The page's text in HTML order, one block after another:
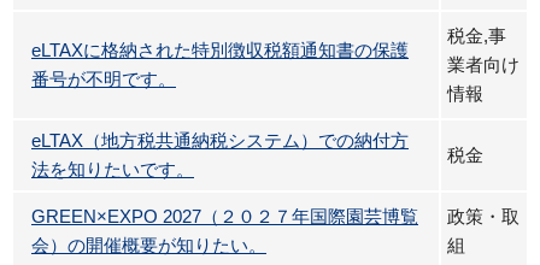
eLTAXに格納された特別徴収税額通知書の保護
番号が不明です。
税金,事
業者向け
情報
eLTAX（地方税共通納税システム）での納付方
法を知りたいです。
税金
GREEN×EXPO 2027（２０２７年国際園芸博覧
会）の開催概要が知りたい。
政策・取
組